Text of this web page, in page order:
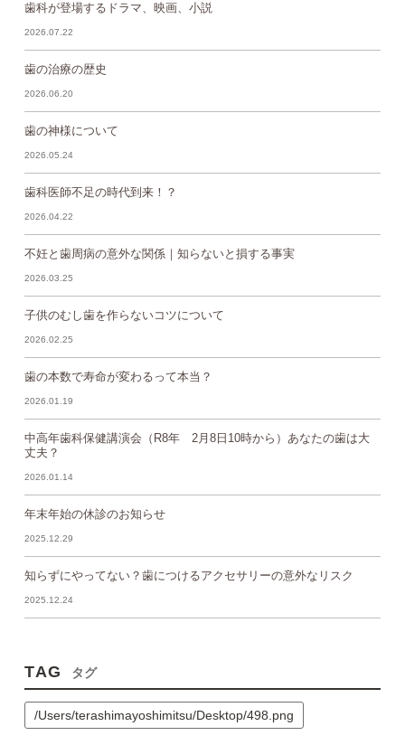
歯科が登場するドラマ、映画、小説
2026.07.22
歯の治療の歴史
2026.06.20
歯の神様について
2026.05.24
歯科医師不足の時代到来！？
2026.04.22
不妊と歯周病の意外な関係｜知らないと損する事実
2026.03.25
子供のむし歯を作らないコツについて
2026.02.25
歯の本数で寿命が変わるって本当？
2026.01.19
中高年歯科保健講演会（R8年 2月8日10時から）あなたの歯は大
丈夫？
2026.01.14
年末年始の休診のお知らせ
2025.12.29
知らずにやってない？歯につけるアクセサリーの意外なリスク
2025.12.24
TAG タグ
/Users/terashimayoshimitsu/Desktop/498.png